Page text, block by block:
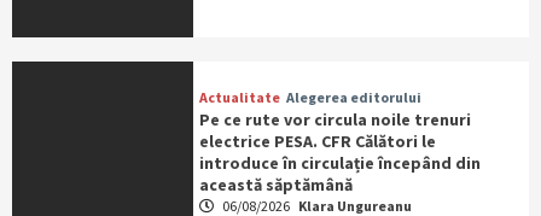
Actualitate Alegerea editorului
Pe ce rute vor circula noile trenuri
electrice PESA. CFR Călători le
introduce în circulație începând din
această săptămână
06/08/2026 Klara Ungureanu